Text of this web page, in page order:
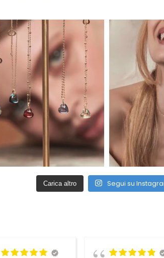
Carica altro Segui su